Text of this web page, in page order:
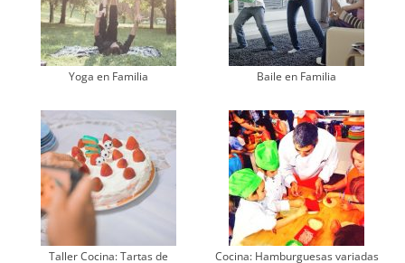
Yoga en Familia Baile en Familia
Taller Cocina: Tartas de
Cocina: Hamburguesas variadas